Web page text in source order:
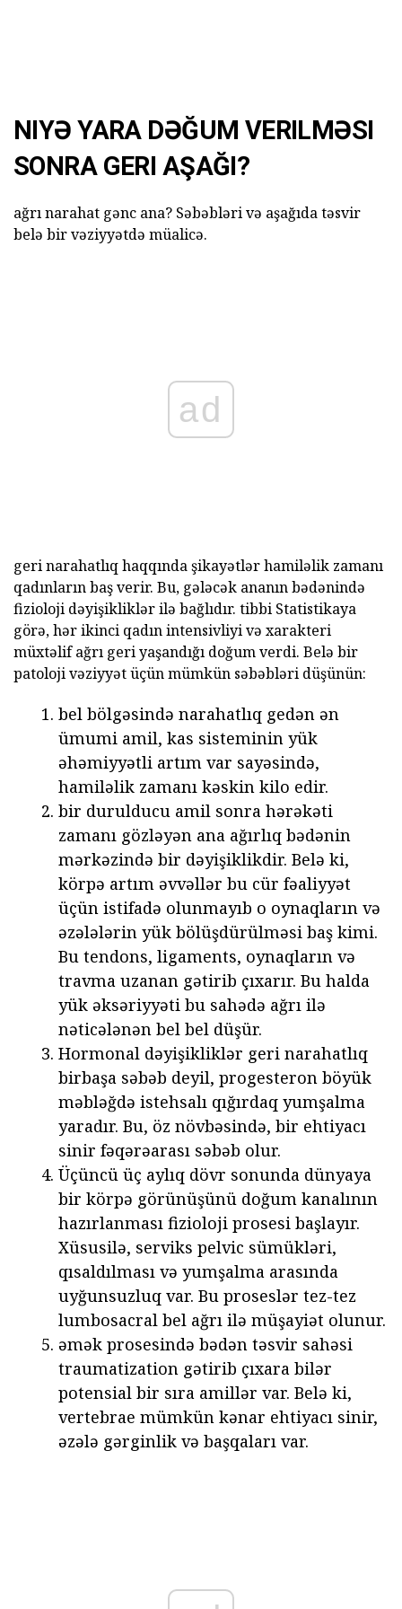
NIYƏ YARA DƏĞUM VERILMƏSI
SONRA GERI AŞAĞI?
ağrı narahat gənc ana? Səbəbləri və aşağıda təsvir
belə bir vəziyyətdə müalicə.
ad
geri narahatlıq haqqında şikayətlər hamiləlik zamanı
qadınların baş verir. Bu, gələcək ananın bədənində
fizioloji dəyişikliklər ilə bağlıdır. tibbi Statistikaya
görə, hər ikinci qadın intensivliyi və xarakteri
müxtəlif ağrı geri yaşandığı doğum verdi. Belə bir
patoloji vəziyyət üçün mümkün səbəbləri düşünün:
bel bölgəsində narahatlıq gedən ən
ümumi amil, kas sisteminin yük
əhəmiyyətli artım var sayəsində,
hamiləlik zamanı kəskin kilo edir.
bir durulducu amil sonra hərəkəti
zamanı gözləyən ana ağırlıq bədənin
mərkəzində bir dəyişiklikdir. Belə ki,
körpə artım əvvəllər bu cür fəaliyyət
üçün istifadə olunmayıb o oynaqların və
əzələlərin yük bölüşdürülməsi baş kimi.
Bu tendons, ligaments, oynaqların və
travma uzanan gətirib çıxarır. Bu halda
yük əksəriyyəti bu sahədə ağrı ilə
nəticələnən bel bel düşür.
Hormonal dəyişikliklər geri narahatlıq
birbaşa səbəb deyil, progesteron böyük
məbləğdə istehsalı qığırdaq yumşalma
yaradır. Bu, öz növbəsində, bir ehtiyacı
sinir fəqərəarası səbəb olur.
Üçüncü üç aylıq dövr sonunda dünyaya
bir körpə görünüşünü doğum kanalının
hazırlanması fizioloji prosesi başlayır.
Xüsusilə, serviks pelvic sümükləri,
qısaldılması və yumşalma arasında
uyğunsuzluq var. Bu proseslər tez-tez
lumbosacral bel ağrı ilə müşayiət olunur.
əmək prosesində bədən təsvir sahəsi
traumatization gətirib çıxara bilər
potensial bir sıra amillər var. Belə ki,
vertebrae mümkün kənar ehtiyacı sinir,
əzələ gərginlik və başqaları var.